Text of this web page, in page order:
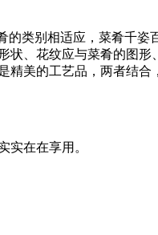
类别相适应，菜肴千姿
、花纹应与菜肴的图形
美的工艺品，两者结合
在在享用。